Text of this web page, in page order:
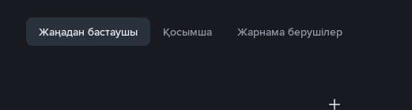
Жаңадан бастаушы Қосымша Жарнама берушілер